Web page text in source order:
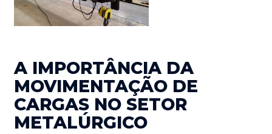
A IMPORTÂNCIA DA
MOVIMENTAÇÃO DE
CARGAS NO SETOR
METALÚRGICO